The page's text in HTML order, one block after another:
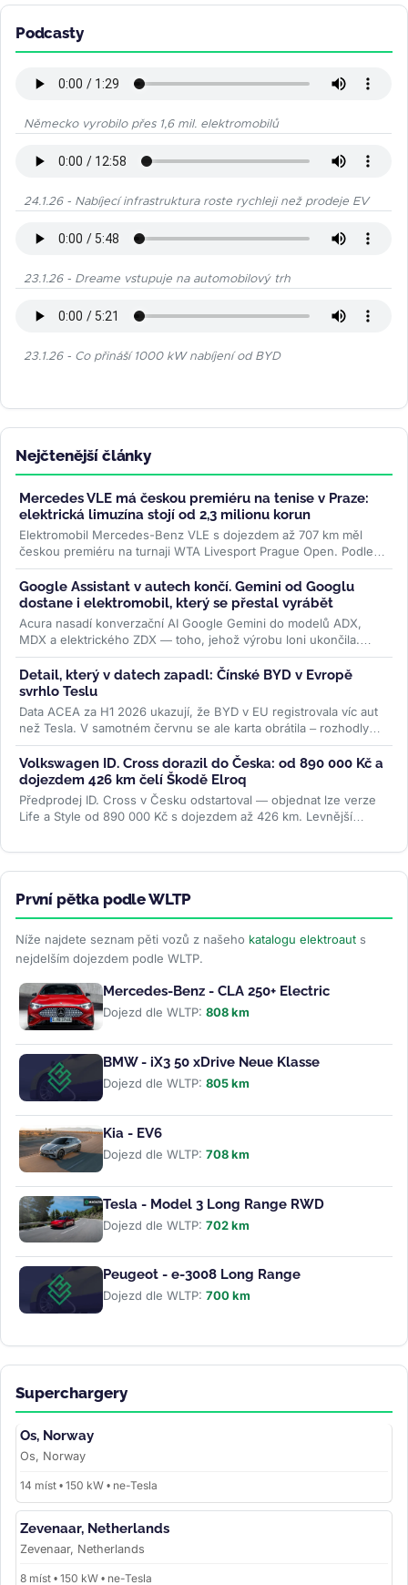
Podcasty
Německo vyrobilo přes 1,6 mil. elektromobilů
24.1.26 - Nabíjecí infrastruktura roste rychleji než prodeje EV
23.1.26 - Dreame vstupuje na automobilový trh
23.1.26 - Co přináší 1000 kW nabíjení od BYD
Nejčtenější články
Mercedes VLE má českou premiéru na tenise v Praze:
elektrická limuzína stojí od 2,3 milionu korun
Elektromobil Mercedes-Benz VLE s dojezdem až 707 km měl
českou premiéru na turnaji WTA Livesport Prague Open. Podle
konfigurátoru automobilky...>>
Google Assistant v autech končí. Gemini od Googlu
dostane i elektromobil, který se přestal vyrábět
Acura nasadí konverzační AI Google Gemini do modelů ADX,
MDX a elektrického ZDX — toho, jehož výrobu loni ukončila.
Přidává se k vlně,...>>
Detail, který v datech zapadl: Čínské BYD v Evropě
svrhlo Teslu
Data ACEA za H1 2026 ukazují, že BYD v EU registrovala víc aut
než Tesla. V samotném červnu se ale karta obrátila – rozhodly
ceny paliv i...>>
Volkswagen ID. Cross dorazil do Česka: od 890 000 Kč a
dojezdem 426 km čelí Škodě Elroq
Předprodej ID. Cross v Česku odstartoval — objednat lze verze
Life a Style od 890 000 Kč s dojezdem až 426 km. Levnější
První pětka podle WLTP
Níže najdete seznam pěti vozů z našeho katalogu elektroaut s
nejdelším dojezdem podle WLTP.
Mercedes-Benz - CLA 250+ Electric
Dojezd dle WLTP: 808 km
BMW - iX3 50 xDrive Neue Klasse
Dojezd dle WLTP: 805 km
Kia - EV6
Dojezd dle WLTP: 708 km
Tesla - Model 3 Long Range RWD
Dojezd dle WLTP: 702 km
Peugeot - e-3008 Long Range
Dojezd dle WLTP: 700 km
Superchargery
Os, Norway
Os, Norway
14 míst • 150 kW • ne-Tesla
Zevenaar, Netherlands
Zevenaar, Netherlands
8 míst • 150 kW • ne-Tesla